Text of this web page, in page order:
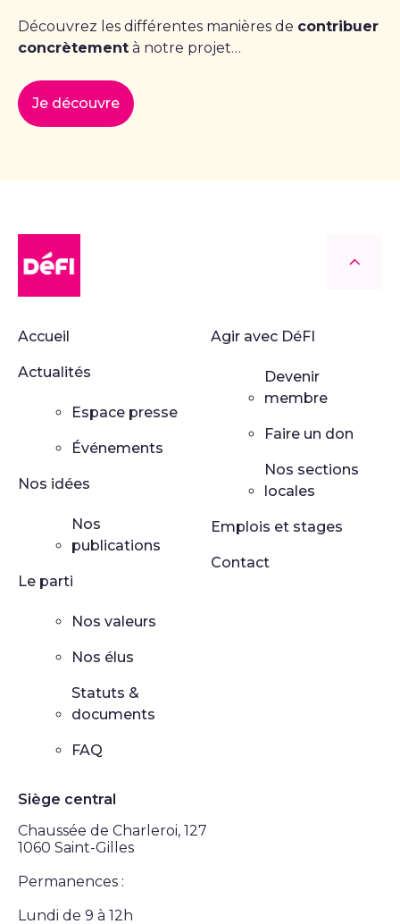
Découvrez les différentes manières de contribuer
concrètement à notre projet…
Je découvre
Accueil
Actualités
Espace presse
Événements
Nos idées
Nos
publications
Le parti
Nos valeurs
Nos élus
Statuts &
documents
FAQ
Agir avec DéFI
Devenir
membre
Faire un don
Nos sections
locales
Emplois et stages
Contact
Siège central
Chaussée de Charleroi, 127
1060 Saint-Gilles
Permanences :
Lundi de 9 à 12h